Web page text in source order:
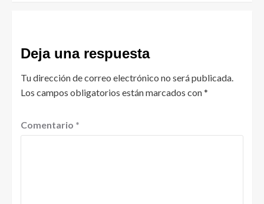
Deja una respuesta
Tu dirección de correo electrónico no será publicada.
Los campos obligatorios están marcados con*
Comentario *